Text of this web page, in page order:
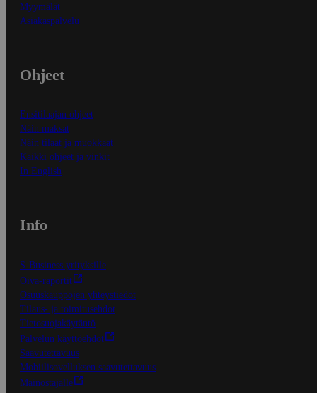
Myymälät
Asiakaspalvelu
Ohjeet
Ensitilaajan ohjeet
Näin maksat
Näin tilaat ja muokkaat
Kaikki ohjeet ja vinkit
In English
Info
S-Business yrityksille
Oiva-raportit
Osuuskauppojen yhteystiedot
Tilaus- ja toimitusehdot
Tietosuojakäytäntö
Palvelun käyttöehdot
Saavutettavuus
Mobiilisovelluksen saavutettavuus
Mainostajalle